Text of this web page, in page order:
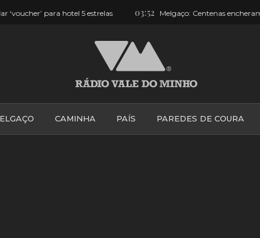
hotel 5 estrelas 03:52 Melgaço: Centenas encheram o Largo e
CAMINHA PAÍS PAREDES DE COURA